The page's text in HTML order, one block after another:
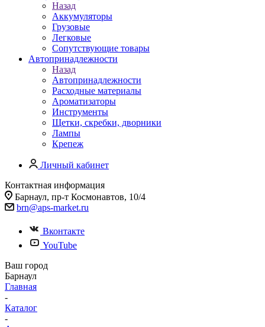
Назад
Аккумуляторы
Грузовые
Легковые
Сопутствующие товары
Автопринадлежности
Назад
Автопринадлежности
Расходные материалы
Ароматизаторы
Инструменты
Щетки, скребки, дворники
Лампы
Крепеж
Личный кабинет
Контактная информация
Барнаул, пр-т Космонавтов, 10/4
brn@aps-market.ru
Вконтакте
YouTube
Ваш город
Барнаул
Главная
-
Каталог
-